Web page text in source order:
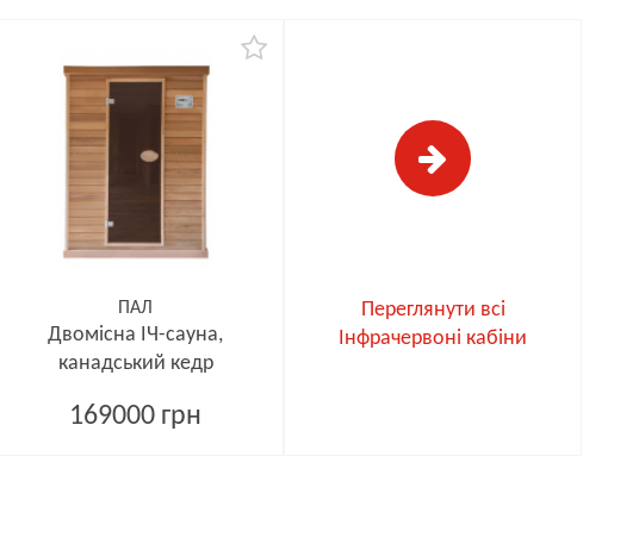
ПАЛ
Двомісна ІЧ-сауна,
канадський кедр
169000 грн
Переглянути всі
Інфрачервоні кабіни